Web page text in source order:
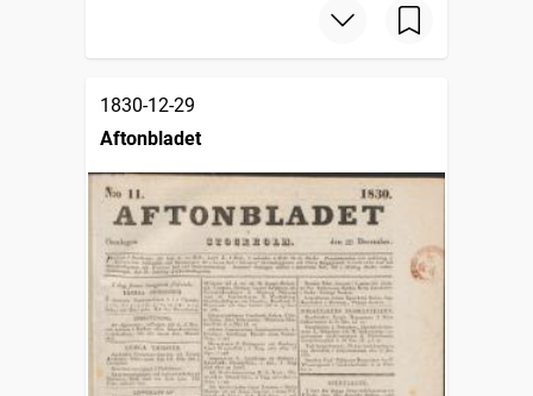
1830-12-29
Aftonbladet